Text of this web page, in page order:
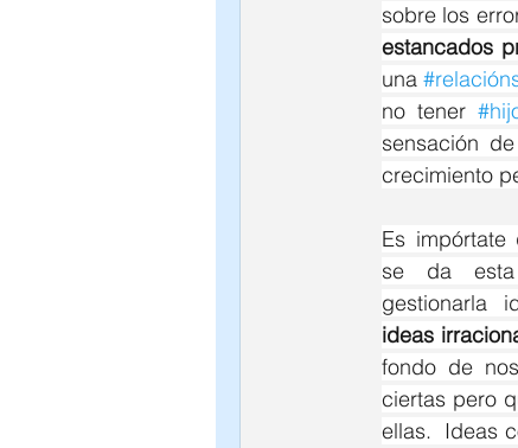
sobre los
estancados
una
no tener
sensación
crecimiento
Es
se da
ideas
fondo de
ciertas pero
ellas.  Ideas